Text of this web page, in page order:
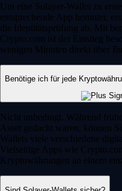
Um eine Solayer-Wallet zu
entsprechende App herunter,
die Identitätsprüfung ab. Mit
Crypto.com ist der Einstieg
wenigen Minuten direkt über
Benötige ich für jede
Nicht unbedingt. Während
Asset gedacht waren, können
Wallets viele verschiedene
Vielseitige Apps wie
Kryptowährungen an einem